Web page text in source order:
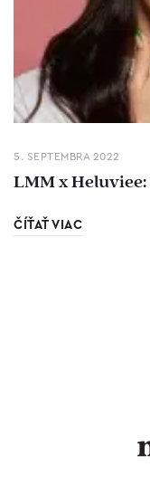
5. SEPTEMBRA 2022
LMM x
ČÍŤAŤ VIAC